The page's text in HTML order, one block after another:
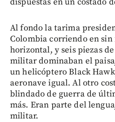
Al fondo la tarima
Colombia corriendo en
horizontal, y seis piezas
militar dominaban el
un helicóptero Black
aeronave igual. Al otro
blindado de guerra de
más. Eran parte del
militar.